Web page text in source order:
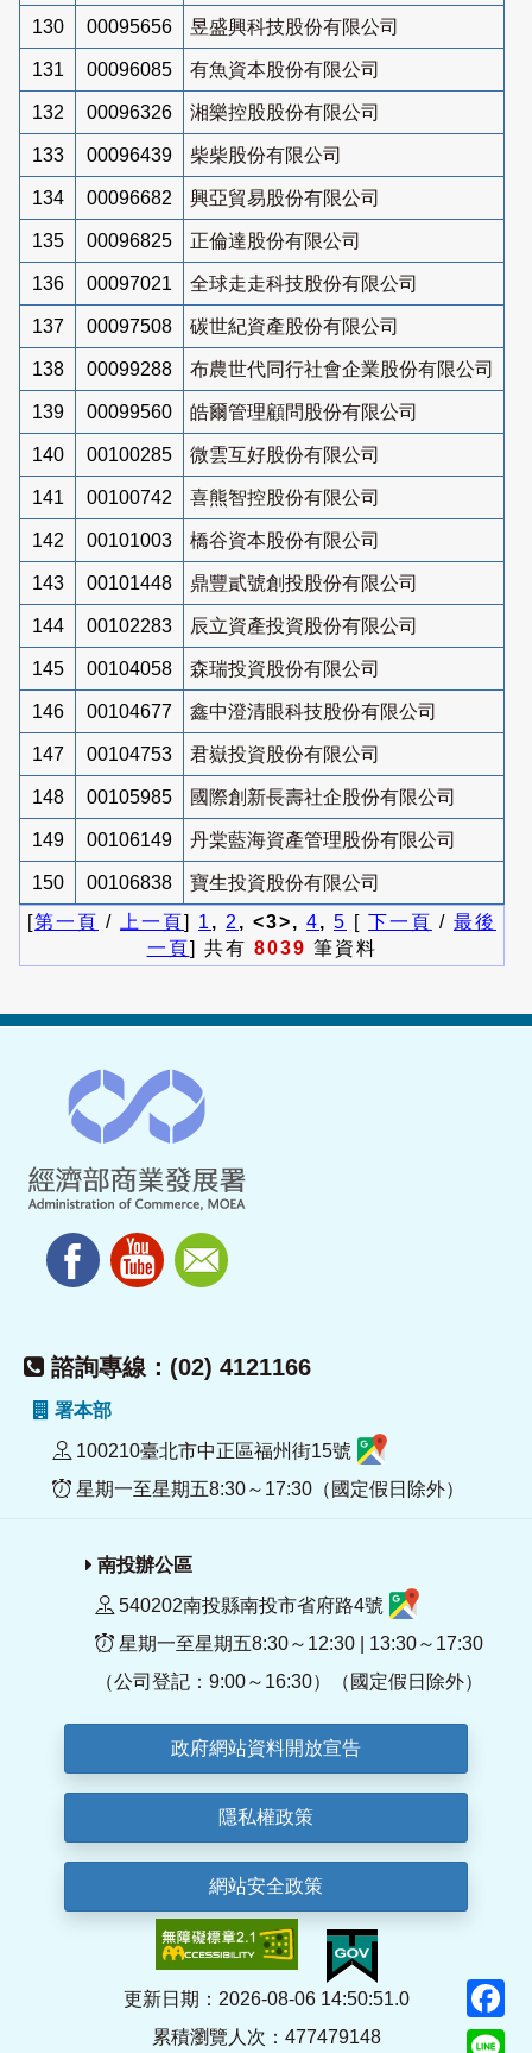
130 00095656 昱盛興科技股份有限公司
131 00096085 有魚資本股份有限公司
132 00096326 湘樂控股股份有限公司
133 00096439 柴柴股份有限公司
134 00096682 興亞貿易股份有限公司
135 00096825 正倫達股份有限公司
136 00097021 全球走走科技股份有限公司
137 00097508 碳世紀資產股份有限公司
138 00099288 布農世代同行社會企業股份有限公司
139 00099560 皓爾管理顧問股份有限公司
140 00100285 微雲互好股份有限公司
141 00100742 喜熊智控股份有限公司
142 00101003 橋谷資本股份有限公司
143 00101448 鼎豐貳號創投股份有限公司
144 00102283 辰立資產投資股份有限公司
145 00104058 森瑞投資股份有限公司
146 00104677 鑫中澄清眼科技股份有限公司
147 00104753 君嶽投資股份有限公司
148 00105985 國際創新長壽社企股份有限公司
149 00106149 丹棠藍海資產管理股份有限公司
150 00106838
寶生投資股份有限公司
[第一頁 / 上一頁] 1 , 2 , <3>, 4, 5 [ 下一頁 / 最後
一頁] 共有 8039 筆資料
諮詢專線：(02) 4121166
署本部
100210臺北市中正區福州街15號
星期一至星期五8:30～17:30（國定假日除外）
南投辦公區
540202南投縣南投市省府路4號
星期一至星期五8:30～12:30 | 13:30～17:30
（公司登記：9:00～16:30）（國定假日除外）
政府網站資料開放宣告
隱私權政策
網站安全政策
更新日期：2026-08-06 14:50:51.0
累積瀏覽人次：477479148